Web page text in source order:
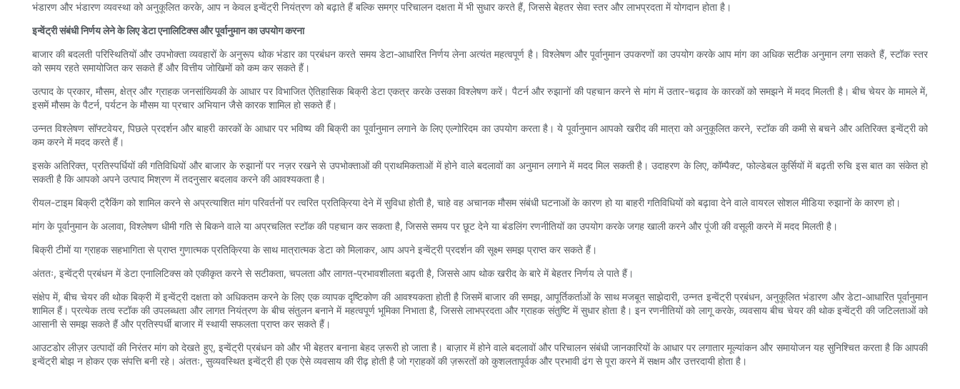
भंडारण और भंडारण व्यवस्था को अनुकूलित करके, आप न केवल इन्वेंट्री नियंत्रण को बढ़ाते हैं बल्कि समग्र परिचालन दक्षता में भी सुधार करते हैं, जिससे बेहतर सेवा स्तर और लाभप्रदता में योगदान होता है।
इन्वेंट्री संबंधी निर्णय लेने के लिए डेटा एनालिटिक्स और पूर्वानुमान का उपयोग करना
बाजार की बदलती परिस्थितियों और उपभोक्ता व्यवहारों के अनुरूप थोक भंडार का प्रबंधन करते समय डेटा-आधारित निर्णय लेना अत्यंत महत्वपूर्ण है। विश्लेषण और पूर्वानुमान उपकरणों का उपयोग करके आप मांग का अधिक सटीक अनुमान लगा सकते हैं, स्टॉक स्तर
को समय रहते समायोजित कर सकते हैं और वित्तीय जोखिमों को कम कर सकते हैं।
उत्पाद के प्रकार, मौसम, क्षेत्र और ग्राहक जनसांख्यिकी के आधार पर विभाजित ऐतिहासिक बिक्री डेटा एकत्र करके उसका विश्लेषण करें। पैटर्न और रुझानों की पहचान करने से मांग में उतार-चढ़ाव के कारकों को समझने में मदद मिलती है। बीच चेयर के मामले में,
इसमें मौसम के पैटर्न, पर्यटन के मौसम या प्रचार अभियान जैसे कारक शामिल हो सकते हैं।
उन्नत विश्लेषण सॉफ्टवेयर, पिछले प्रदर्शन और बाहरी कारकों के आधार पर भविष्य की बिक्री का पूर्वानुमान लगाने के लिए एल्गोरिदम का उपयोग करता है। ये पूर्वानुमान आपको खरीद की मात्रा को अनुकूलित करने, स्टॉक की कमी से बचने और अतिरिक्त इन्वेंट्री को
कम करने में मदद करते हैं।
इसके अतिरिक्त, प्रतिस्पर्धियों की गतिविधियों और बाजार के रुझानों पर नज़र रखने से उपभोक्ताओं की प्राथमिकताओं में होने वाले बदलावों का अनुमान लगाने में मदद मिल सकती है। उदाहरण के लिए, कॉम्पैक्ट, फोल्डेबल कुर्सियों में बढ़ती रुचि इस बात का संकेत हो
सकती है कि आपको अपने उत्पाद मिश्रण में तदनुसार बदलाव करने की आवश्यकता है।
रीयल-टाइम बिक्री ट्रैकिंग को शामिल करने से अप्रत्याशित मांग परिवर्तनों पर त्वरित प्रतिक्रिया देने में सुविधा होती है, चाहे वह अचानक मौसम संबंधी घटनाओं के कारण हो या बाहरी गतिविधियों को बढ़ावा देने वाले वायरल सोशल मीडिया रुझानों के कारण हो।
मांग के पूर्वानुमान के अलावा, विश्लेषण धीमी गति से बिकने वाले या अप्रचलित स्टॉक की पहचान कर सकता है, जिससे समय पर छूट देने या बंडलिंग रणनीतियों का उपयोग करके जगह खाली करने और पूंजी की वसूली करने में मदद मिलती है।
बिक्री टीमों या ग्राहक सहभागिता से प्राप्त गुणात्मक प्रतिक्रिया के साथ मात्रात्मक डेटा को मिलाकर, आप अपने इन्वेंट्री प्रदर्शन की सूक्ष्म समझ प्राप्त कर सकते हैं।
अंततः, इन्वेंट्री प्रबंधन में डेटा एनालिटिक्स को एकीकृत करने से सटीकता, चपलता और लागत-प्रभावशीलता बढ़ती है, जिससे आप थोक खरीद के बारे में बेहतर निर्णय ले पाते हैं।
संक्षेप में, बीच चेयर की थोक बिक्री में इन्वेंट्री दक्षता को अधिकतम करने के लिए एक व्यापक दृष्टिकोण की आवश्यकता होती है जिसमें बाजार की समझ, आपूर्तिकर्ताओं के साथ मजबूत साझेदारी, उन्नत इन्वेंट्री प्रबंधन, अनुकूलित भंडारण और डेटा-आधारित पूर्वानुमान
शामिल हैं। प्रत्येक तत्व स्टॉक की उपलब्धता और लागत नियंत्रण के बीच संतुलन बनाने में महत्वपूर्ण भूमिका निभाता है, जिससे लाभप्रदता और ग्राहक संतुष्टि में सुधार होता है। इन रणनीतियों को लागू करके, व्यवसाय बीच चेयर की थोक इन्वेंट्री की जटिलताओं को
आसानी से समझ सकते हैं और प्रतिस्पर्धी बाजार में स्थायी सफलता प्राप्त कर सकते हैं।
आउटडोर लीज़र उत्पादों की निरंतर मांग को देखते हुए, इन्वेंट्री प्रबंधन को और भी बेहतर बनाना बेहद ज़रूरी हो जाता है। बाज़ार में होने वाले बदलावों और परिचालन संबंधी जानकारियों के आधार पर लगातार मूल्यांकन और समायोजन यह सुनिश्चित करता है कि आपकी
इन्वेंट्री बोझ न होकर एक संपत्ति बनी रहे। अंततः, सुव्यवस्थित इन्वेंट्री ही एक ऐसे व्यवसाय की रीढ़ होती है जो ग्राहकों की ज़रूरतों को कुशलतापूर्वक और प्रभावी ढंग से पूरा करने में सक्षम और उत्तरदायी होता है।